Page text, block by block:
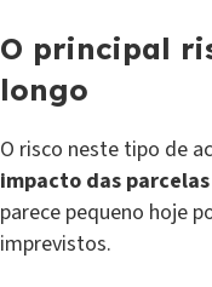
O principal
longo
O risco neste tipo de
impacto das
parece pequeno hoje
imprevistos.